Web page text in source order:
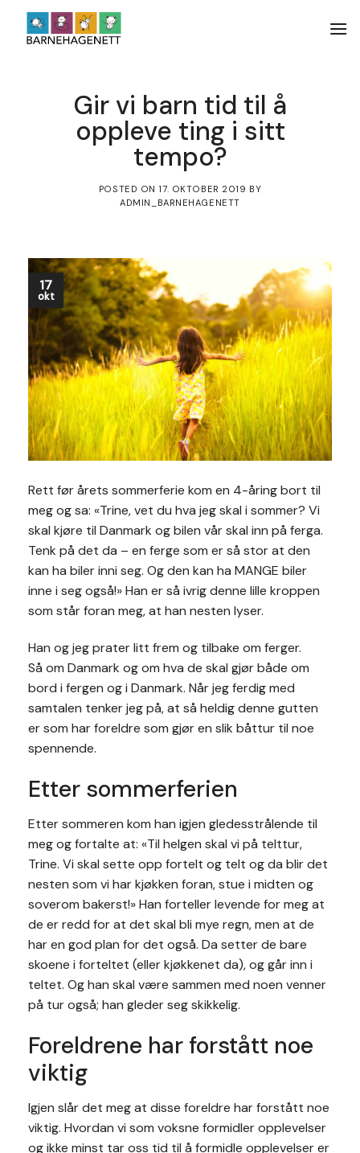
content
Gir vi barn tid til å
oppleve ting i sitt
tempo?
POSTED ON17. OKTOBER 2019 BY
ADMIN_BARNEHAGENETT
17
okt
Rett før årets sommerferie kom en 4-åring bort til
meg og sa: «Trine, vet du hva jeg skal i sommer? Vi
skal kjøre til Danmark og bilen vår skal inn på ferga.
Tenk på det da – en ferge som er så stor at den
kan ha biler inni seg. Og den kan ha MANGE biler
inne i seg også!» Han er så ivrig denne lille kroppen
som står foran meg, at han nesten lyser.
Han og jeg prater litt frem og tilbake om ferger.
Så om Danmark og om hva de skal gjør både om
bord i fergen og i Danmark. Når jeg ferdig med
samtalen tenker jeg på, at så heldig denne gutten
er som har foreldre som gjør en slik båttur til noe
spennende.
Etter sommerferien
Etter sommeren kom han igjen gledesstrålende til
meg og fortalte at: «Til helgen skal vi på telttur,
Trine. Vi skal sette opp fortelt og telt og da blir det
nesten som vi har kjøkken foran, stue i midten og
soverom bakerst!» Han forteller levende for meg at
de er redd for at det skal bli mye regn, men at de
har en god plan for det også. Da setter de bare
skoene i forteltet (eller kjøkkenet da), og går inn i
teltet. Og han skal være sammen med noen venner
på tur også; han gleder seg skikkelig.
Foreldrene har forstått noe
viktig
Igjen slår det meg at disse foreldre har forstått noe
viktig. Hvordan vi som voksne formidler opplevelser
og ikke minst tar oss tid til å formidle opplevelser er